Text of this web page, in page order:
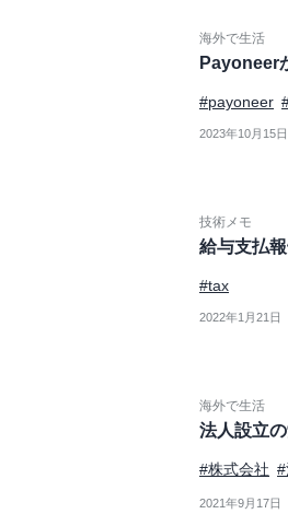
海外で生活
Payoneer
#payoneer
2023年10月15日
技術メモ
給与支払
#tax
2022年1月21日
海外で生活
法人設立
#株式会社 #
2021年9月17日